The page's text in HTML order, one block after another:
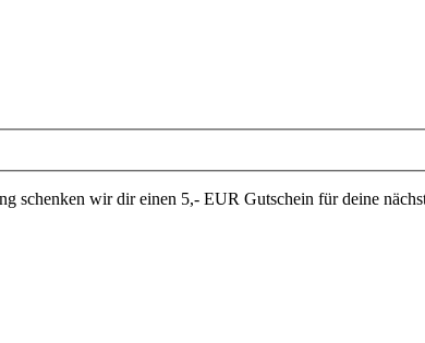
schenken wir dir einen 5,- EUR Gutschein für deine